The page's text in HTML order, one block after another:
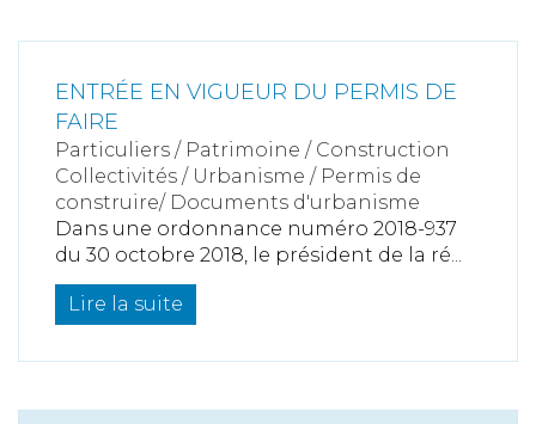
ENTRÉE EN VIGUEUR DU PERMIS DE
FAIRE
Particuliers / Patrimoine / Construction
Collectivités / Urbanisme / Permis de
construire/ Documents d'urbanisme
Dans une ordonnance numéro 2018-937
du 30 octobre 2018, le président de la ré...
Lire la suite